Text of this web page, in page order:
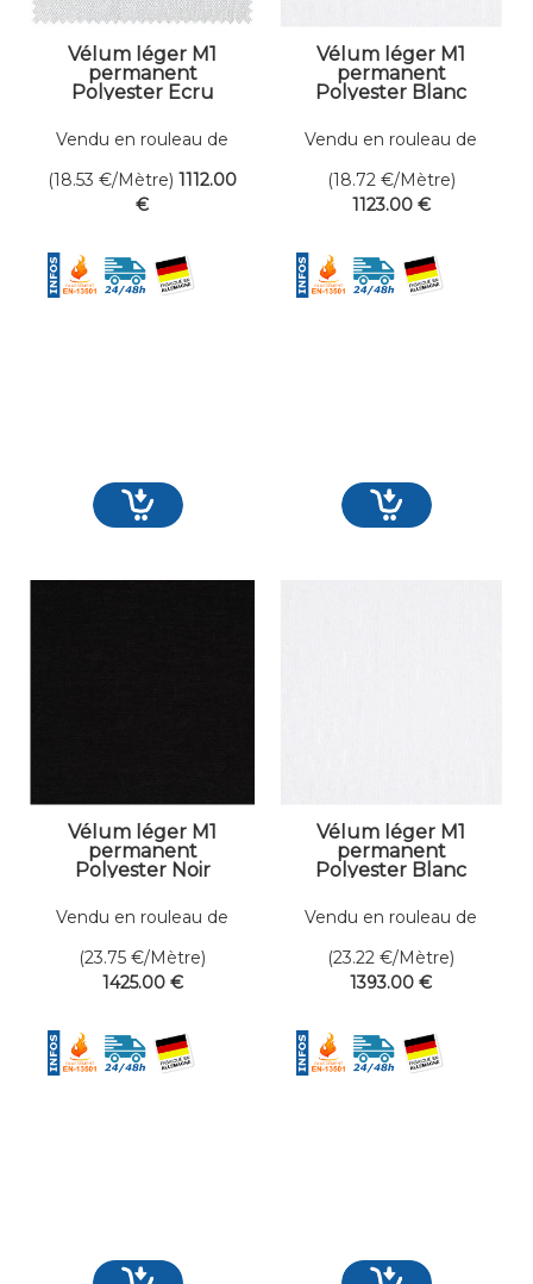
Vélum léger M1
permanent
Polyester Ecru
310 cm
Vendu en rouleau de
(18.53 €/Mètre) 1112.00
€
Vélum léger M1
permanent
Polyester Blanc
310 cm
Vendu en rouleau de
(18.72 €/Mètre)
1123.00 €
Vélum léger M1
permanent
Polyester Noir
310 cm
Vendu en rouleau de
(23.75 €/Mètre)
1425.00 €
Vélum léger M1
permanent
Polyester Blanc
Larg. 420 cm
Vendu en rouleau de
(23.22 €/Mètre)
1393.00 €